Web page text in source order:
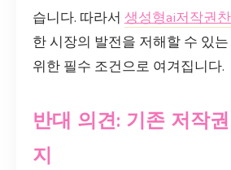
습니다. 따라서 생성형ai저작권
한 시장의 발전을 저해할 수 있
위한 필수 조건으로 여겨집니다.
반대 의견: 기존 저작
지